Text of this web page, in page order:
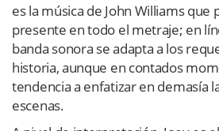
es la música de John Williams
presente en todo el metraje; en
banda sonora se adapta a los
historia, aunque en contados
tendencia a enfatizar en demasía
escenas.